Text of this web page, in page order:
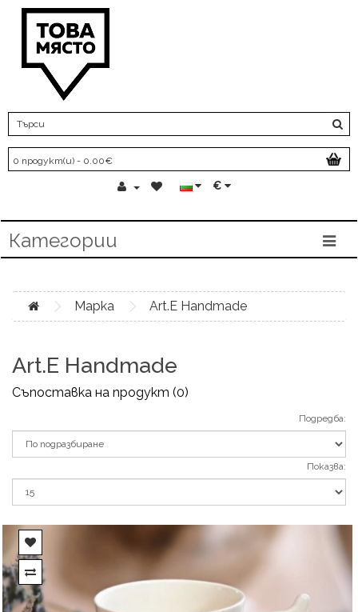
0 продукт(и) - 0.00€
€
Категории
Марка Art.E Handmade
Art.E Handmade
Съпоставка на продукт (0)
Подредба:
Показва: